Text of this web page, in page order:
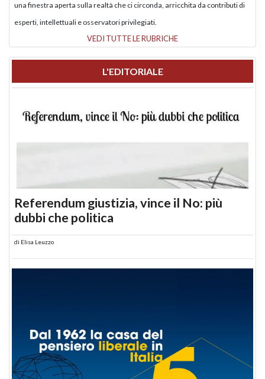
una finestra aperta sulla realtà che ci circonda, arricchita da contributi di
esperti, intellettuali e osservatori privilegiati.
VEDI TUTTE LE RUBRICHE
L'EDITORIALE
Referendum giustizia, vince il No: più
dubbi che politica
di Elisa Leuzzo